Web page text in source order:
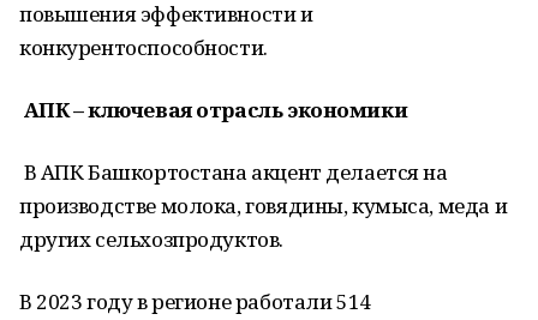
повышения эффективности и
конкурентоспособности.
АПК– ключевая отрасль экономики
В АПК Башкортостана акцент делается на
производстве молока, говядины, кумыса, меда и
других сельхозпродуктов.
В 2023 году в регионе работали 514